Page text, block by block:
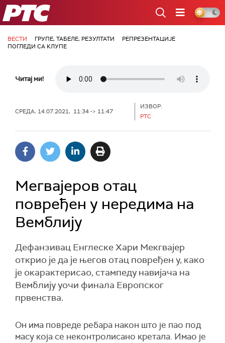
РТС
ВЕСТИ ГРУПЕ, ТАБЕЛЕ, РЕЗУЛТАТИ
РЕПРЕЗЕНТАЦИЈЕ
ПОГЛЕДИ СА КЛУПЕ
Читај ми!
СРЕДА, 14.07.2021, 11:34 -> 11:47
ИЗВОР:
РТС
Мегвајеров отац
повређен у нередима на
Вемблију
Дефанзивац Енглеске Хари Мекгвајер
открио је да је његов отац повређен у, како
је окарактерисао, стампеду навијача на
Вемблију уочи финала Европског
првенства.
Он има повреде ребара након што је пао под
масу која се неконтролисано кретала. Имао је